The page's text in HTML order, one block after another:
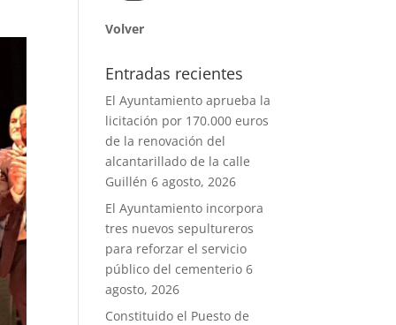
Volver
Entradas recientes
El Ayuntamiento aprueba la
licitación por 170.000 euros
de la renovación del
alcantarillado de la calle
Guillén 6 agosto, 2026
El Ayuntamiento incorpora
tres nuevos sepultureros
para reforzar el servicio
público del cementerio 6
agosto, 2026
Constituido el Puesto de